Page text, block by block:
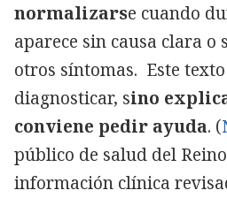
normalizarse cuando
aparece sin causa clara o
otros síntomas. Este
diagnosticar, sino
conviene pedir ayuda. (
público de salud del
información clínica